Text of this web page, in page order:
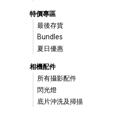
特價專區
最後存貨
Bundles
夏日優惠
相機配件
所有攝影配件
閃光燈
底片沖洗及掃描